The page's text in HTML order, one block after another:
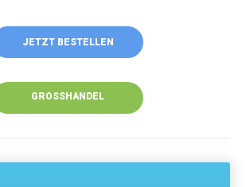
JETZT BESTELLEN
GROSSHANDEL